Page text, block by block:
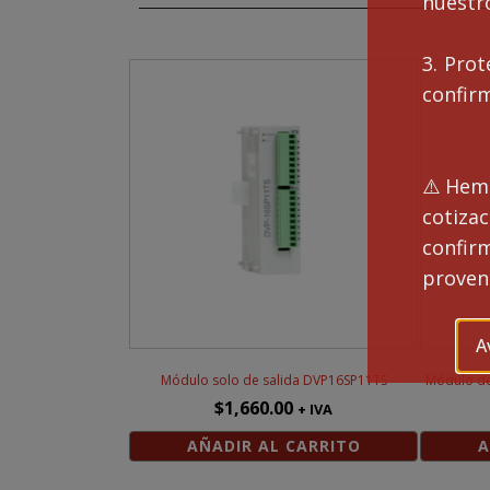
3.
Módulo solo de salida DVP16SP11TS
$1,660.00 + IVA
AÑADIR AL CARRITO
Módulo